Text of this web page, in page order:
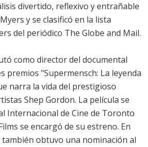
divertido, reflexivo y entrañable
y se clasificó en la lista
del periódico The Globe and Mail.
como director del documental
premios "Supermensch: La leyenda
narra la vida del prestigioso
Shep Gordon. La película se
Internacional de Cine de Toronto
se encargó de su estreno. En
también obtuvo una nominación al